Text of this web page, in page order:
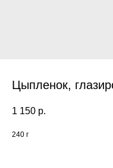
Цыпленок,
1 150 р.
240 г